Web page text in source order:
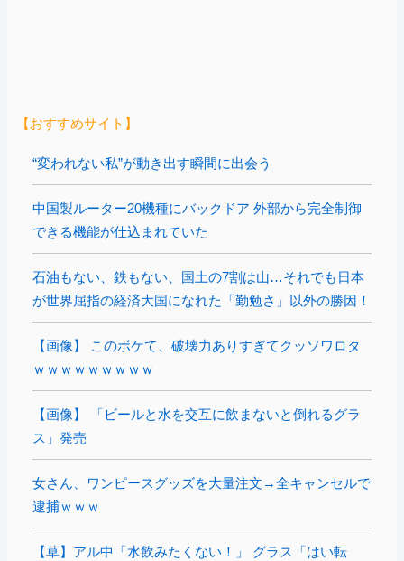
【おすすめサイト】
“変われない私”が動き出す瞬間に出会う
中国製ルーター20機種にバックドア 外部から完全制御
できる機能が仕込まれていた
石油もない、鉄もない、国土の7割は山…それでも日本
が世界屈指の経済大国になれた「勤勉さ」以外の勝因！
【画像】 このボケて、破壊力ありすぎてクッソワロタ
ｗｗｗｗｗｗｗｗｗ
【画像】 「ビールと水を交互に飲まないと倒れるグラ
ス」発売
女さん、ワンピースグッズを大量注文→全キャンセルで
逮捕ｗｗｗ
【草】アル中「水飲みたくない！」 グラス「はい転